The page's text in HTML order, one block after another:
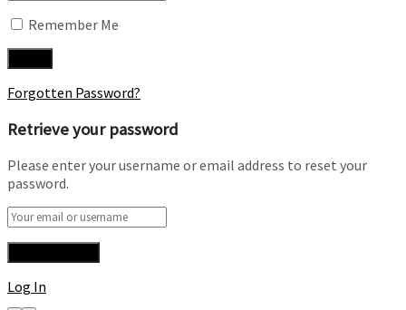
Remember Me
Forgotten Password?
Retrieve your password
Please enter your username or email address to reset your
password.
Log In